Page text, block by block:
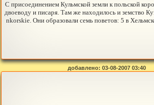
С присоединением Кульмской земли к польской
двоеводу и писаря. Там же находилось и земство
nkorskie. Они образовали семь поветов: 5 в
добавлено: 03-08-2007 03:40